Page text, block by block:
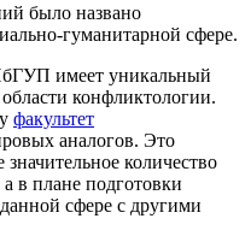
было названо
гуманитарной сфере.
имеет уникальный
конфликтологии.
факультет
аналогов. Это
количество
в плане подготовки
сфере с другими